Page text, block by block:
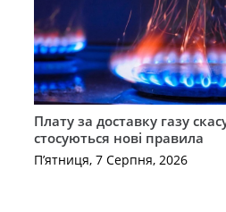
Плату за доставку газу
стосуються нові правила
П’ятниця, 7 Серпня, 2026